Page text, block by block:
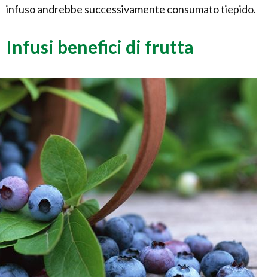
infuso andrebbe successivamente consumato tiepido.
Infusi benefici di frutta